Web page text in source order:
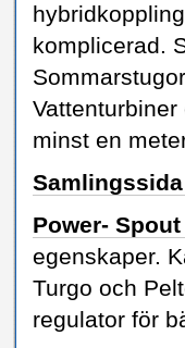
komplicerad.
minst en
Power- Spout
egenskaper.
Turgo och
regulator för